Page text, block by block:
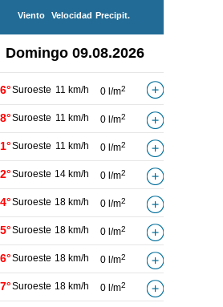
Viento Velocidad Precipit.
Domingo 09.08.2026
Suroeste 11 km/h 0 l/m2
Suroeste 11 km/h 0 l/m2
Suroeste 11 km/h 0 l/m2
Suroeste 14 km/h 0 l/m2
Suroeste 18 km/h 0 l/m2
Suroeste 18 km/h 0 l/m2
Suroeste 18 km/h 0 l/m2
Suroeste 18 km/h 0 l/m2